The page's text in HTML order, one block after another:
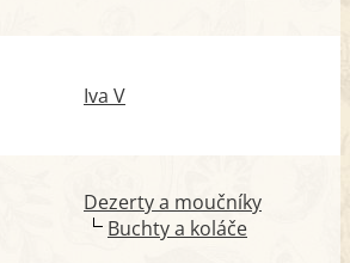
Iva V
Dezerty a moučníky
Buchty a koláče